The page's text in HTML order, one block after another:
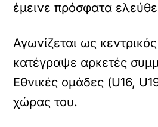
έμεινε πρόσφατα
Αγωνίζεται ως
κατέγραψε αρκετές
Εθνικές ομάδες (U16,
χώρας του.